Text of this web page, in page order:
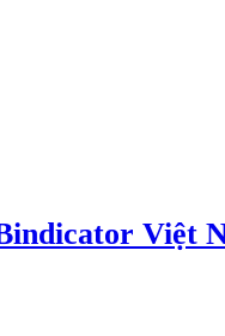
Việt